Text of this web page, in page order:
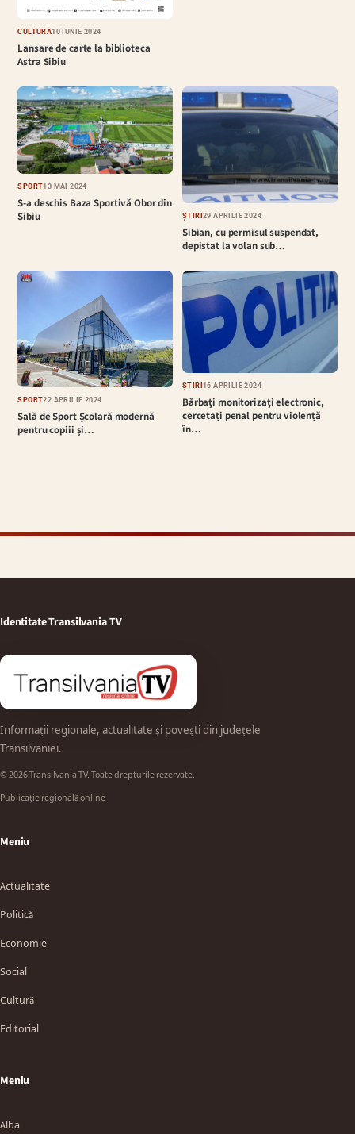
CULTURĂ10 IUNIE 2024
Lansare de carte la biblioteca
Astra Sibiu
SPORT13 MAI 2024
S-a deschis Baza Sportivă Obor din
Sibiu
ȘTIRI29 APRILIE 2024
Sibian, cu permisul suspendat,
depistat la volan sub…
SPORT22 APRILIE 2024
Sală de Sport Școlară modernă
pentru copiii și…
ȘTIRI16 APRILIE 2024
Bărbați monitorizați electronic,
cercetați penal pentru violență
în…
Identitate Transilvania TV
Informații regionale, actualitate și povești din județele
Transilvaniei.
© 2026 Transilvania TV. Toate drepturile rezervate.
Publicație regională online
Meniu
Actualitate
Politică
Economie
Social
Cultură
Editorial
Meniu
Alba